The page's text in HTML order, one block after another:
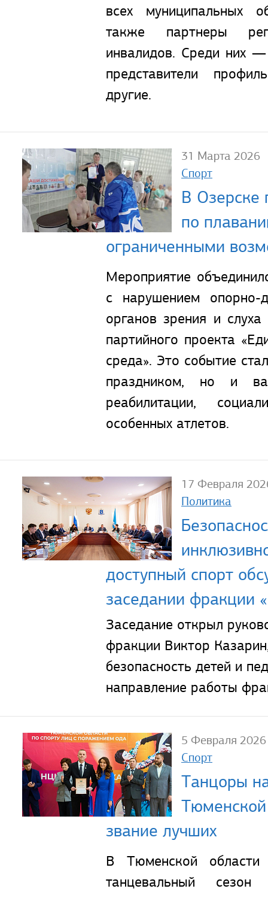
всех муниципальных
также партнеры
инвалидов. Среди них
представители
другие.
31 Марта 2026
Спорт
В Озерске
по
ограниченными
Мероприятие
с нарушением опорно-
органов зрения и
партийного проекта
среда». Это событие
праздником, но и
реабилитации,
особенных атлетов.
17 Февраля
Политика
доступный спорт
заседании фракции
Заседание открыл
фракции Виктор
безопасность детей и
направление работы
5 Февраля 2026
Спорт
Танцоры
звание лучших
В Тюменской области
танцевальный